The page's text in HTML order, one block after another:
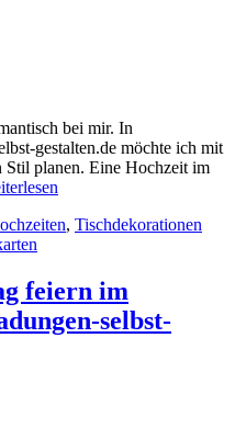
bei mir. In
gestalten.de möchte ich mit
Stil planen. Eine Hochzeit im
, Tischdekorationen
feiern im
selbst-